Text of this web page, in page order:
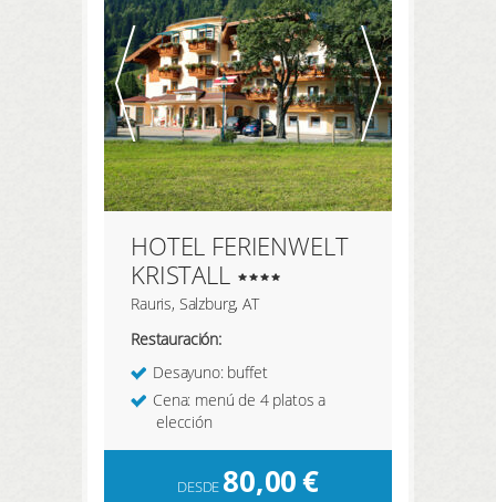
REGISTRARSE AQUÍ
HOTEL FERIENWELT
KRISTALL
Rauris, Salzburg, AT
Restauración:
Desayuno: buffet
Cena: menú de 4 platos a
elección
DESDE 80,00€